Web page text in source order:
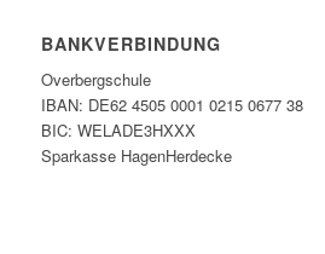
BANKVERBINDUNG
Overbergschule
IBAN: DE62 4505 0001 0215 0677 38
BIC: WELADE3HXXX
Sparkasse HagenHerdecke